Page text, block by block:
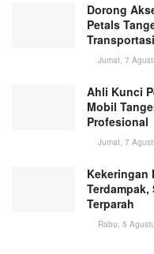
Dorong
Petals
Jumat, 7
Ahli Kunci
Mobil
Profesional
Jumat, 7
Kekeringan
Terparah
Rabu, 5